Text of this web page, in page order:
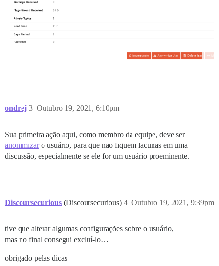
ondrej Outubro 19, 2021, 6:10pm
3
Sua primeira ação aqui, como membro da equipe, deve ser
anonimizaro usuário, para que não fiquem lacunas em uma
discussão, especialmente se ele for um usuário proeminente.
Discoursecurious (Discoursecurious) Outubro 19, 2021, 9:39pm
4
tive que alterar algumas configurações sobre o usuário,
mas no final consegui excluí-lo…
obrigado pelas dicas